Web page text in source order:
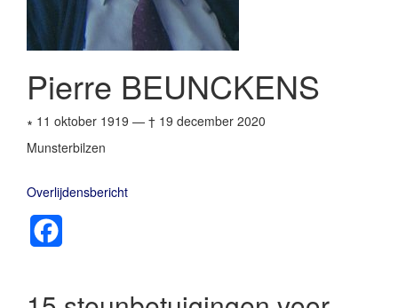
Pierre BEUNCKENS
∗ 11 oktober 1919 — † 19 december 2020
Munsterbilzen
Overlijdensbericht